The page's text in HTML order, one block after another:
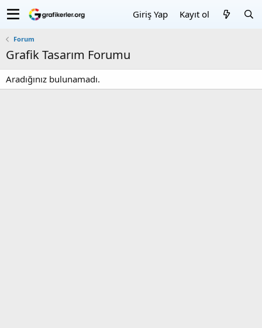
Giriş Yap Kayıt ol
Forum
Grafik Tasarım Forumu
Aradığınız bulunamadı.